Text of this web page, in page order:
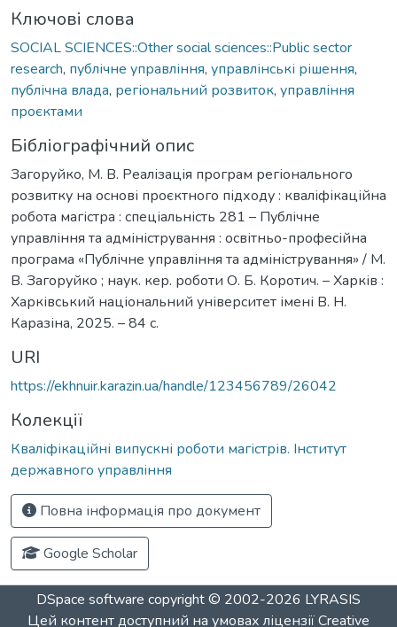
Ключові слова
SOCIAL SCIENCES::Other social sciences::Public sector
research, публічне управління, управлінські рішення,
публічна влада, регіональний розвиток, управління
проєктами
Бібліографічний опис
Загоруйко, М. В. Реалізація програм регіонального
розвитку на основі проєктного підходу : кваліфікаційна
робота магістра : спеціальність 281 – Публічне
управління та адміністрування : освітньо-професійна
програма «Публічне управління та адміністрування» / М.
В. Загоруйко ; наук. кер. роботи О. Б. Коротич. – Харків :
Харківський національний університет імені В. Н.
Каразіна, 2025. – 84 с.
URI
https://ekhnuir.karazin.ua/handle/123456789/26042
Колекції
Кваліфікаційні випускні роботи магістрів. Інститут
державного управління
Повна інформація про документ
Google Scholar
DSpace software copyright © 2002-2026 LYRASIS
Цей контент доступний на умовах ліцензіїCreative